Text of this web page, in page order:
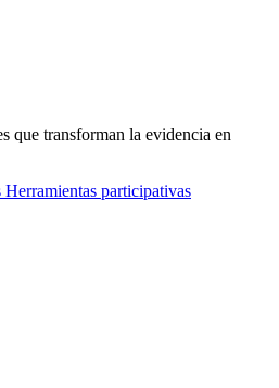
que transforman la evidencia en
Herramientas participativas